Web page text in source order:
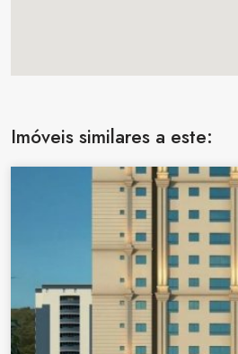
Imóveis similares a este: